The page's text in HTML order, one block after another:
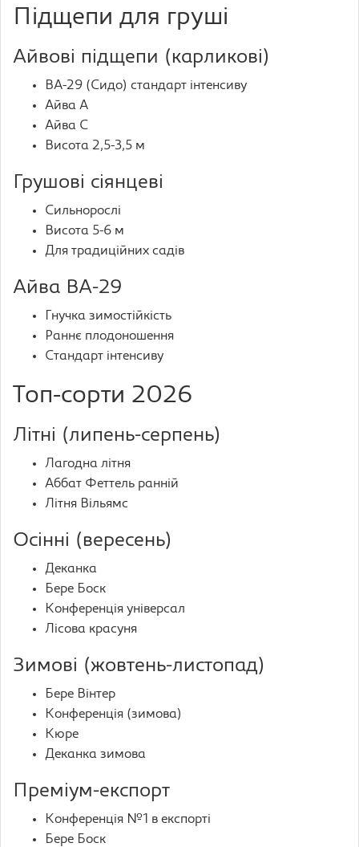
Підщепи для груші
Айвові підщепи (карликові)
BA-29 (Сидо) стандарт інтенсиву
Айва А
Айва С
Висота 2,5-3,5 м
Грушові сіянцеві
Сильнорослі
Висота 5-6 м
Для традиційних садів
Айва ВА-29
Гнучка зимостійкість
Раннє плодоношення
Стандарт інтенсиву
Топ-сорти 2026
Літні (липень-серпень)
Лагодна літня
Аббат Феттель ранній
Літня Вільямс
Осінні (вересень)
Деканка
Бере Боск
Конференція універсал
Лісова красуня
Зимові (жовтень-листопад)
Бере Вінтер
Конференція (зимова)
Кюре
Деканка зимова
Преміум-експорт
Конференція №1 в експорті
Бере Боск